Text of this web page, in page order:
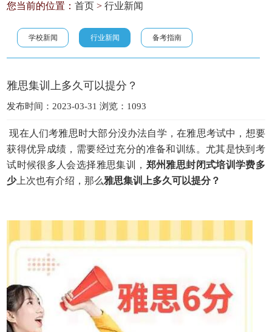
您当前的位置：首页 >行业新闻
学校新闻 行业新闻 备考指南
雅思集训上多久可以提分？
发布时间：2023-03-31 浏览：1093
现在人们考雅思时大部分没办法自学，在雅思考试中，想要
获得优异成绩，需要经过充分的准备和训练。尤其是快到考
试时候很多人会选择雅思集训， 郑州雅思封闭式培训学费多
少上次也有介绍，那么雅思集训上多久可以提分？